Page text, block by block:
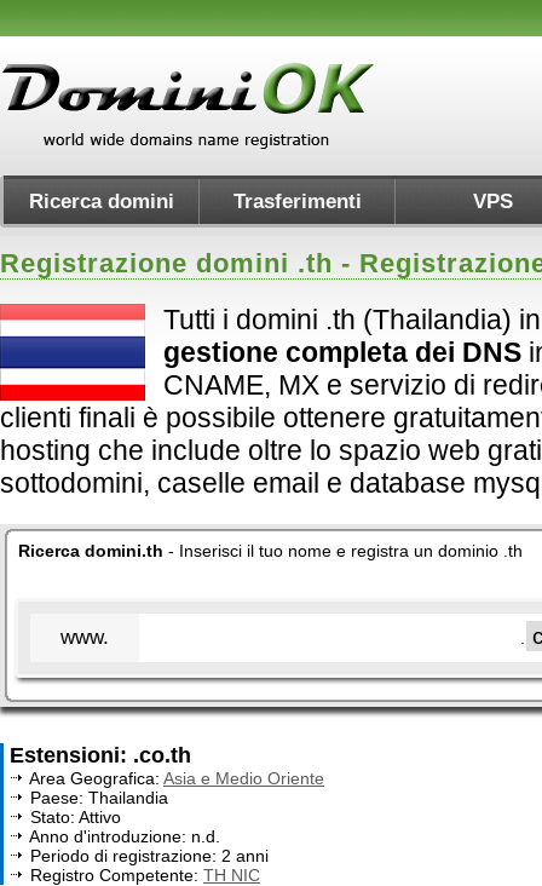
Ricerca domini Trasferimenti VPS
Registrazione domini .th -
Tutti i domini .th (Thailandia)
gestione completa dei DNS
CNAME, MX e servizio di
clienti finali è possibile ottenere
hosting che include oltre lo spazio web
sottodomini, caselle email e database
Ricerca domini.th - Inserisci il tuo nome e registra un dominio .th
www.
Estensioni: .co.th
Area Geografica: Asia e Medio Oriente
Paese: Thailandia
Stato: Attivo
Anno d'introduzione: n.d.
Periodo di registrazione: 2 anni
Registro Competente: TH NIC